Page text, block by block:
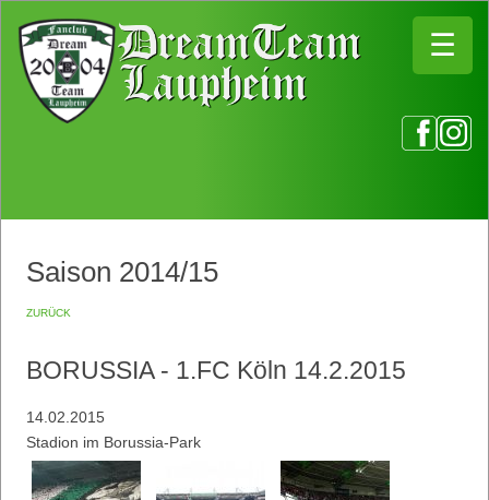
☰
☰
Saison 2014/15
zurück
BORUSSIA - 1.FC Köln 14.2.2015
14.02.2015
Stadion im Borussia-Park